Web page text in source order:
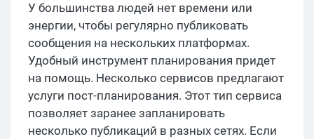
У большинства людей нет времени или
энергии, чтобы регулярно публиковать
сообщения на нескольких платформах.
Удобный инструмент планирования придет
на помощь. Несколько сервисов предлагают
услуги пост-планирования. Этот тип сервиса
позволяет заранее запланировать
несколько публикаций в разных сетях. Если